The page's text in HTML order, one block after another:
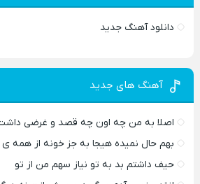
دانلود آهنگ جدید
آهنگ های جدید
اصلا به من چه اون چه قصد و غرضی
بهم حال نمیده هیجا به جز خونه از همه ی
حیف داشتم بد به تو نیاز سهم من از تو